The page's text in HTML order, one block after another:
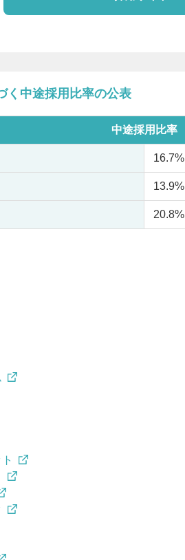
く中途採用比率の公表
中途採用比率
16.7%
13.9%
20.8%